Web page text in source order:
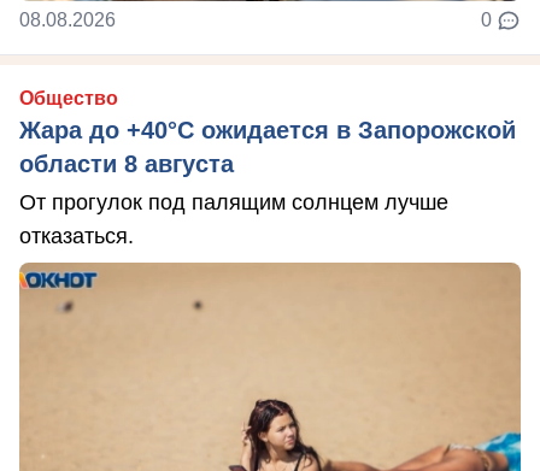
08.08.2026 0
Общество
Жара до +40°С ожидается в Запорожской
области 8 августа
От прогулок под палящим солнцем лучше
отказаться.